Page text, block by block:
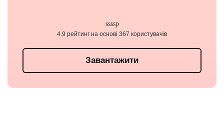
Завантажити
4.9 рейтинг на основі 367 користувачів